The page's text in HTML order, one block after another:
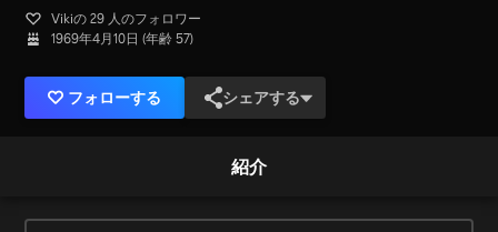
Vikiの 29 人のフォロワー
1969年4月10日 (年齢 57)
フォローする シェアする
紹介